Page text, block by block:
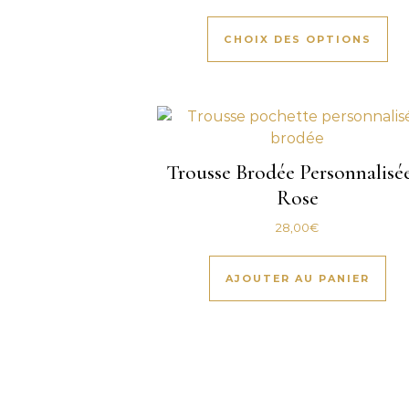
CHOIX DES OPTIONS
Trousse Brodée
Rose
28,00€
AJOUTER AU PANIER